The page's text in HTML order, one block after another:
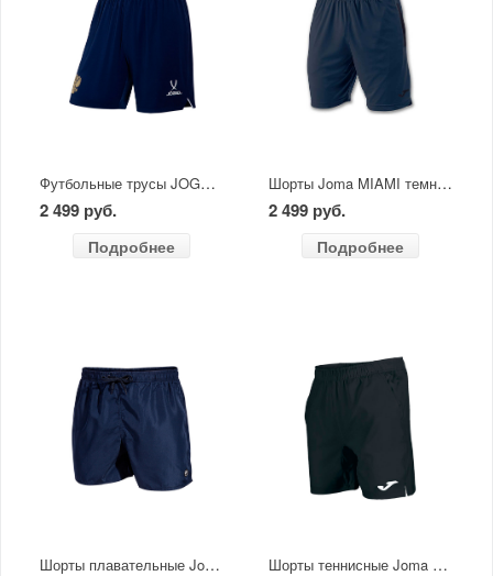
Футбольные трусы JOGEL NATIONAL PerFormDRY Away Shorts темно-синий
2 499 руб.
Подробнее
Шорты Joma MIAMI темно-синие
2 499 руб.
Подробнее
Шорты плавательные Joma STRIPE Шорты теннисные Joma MASTER черные